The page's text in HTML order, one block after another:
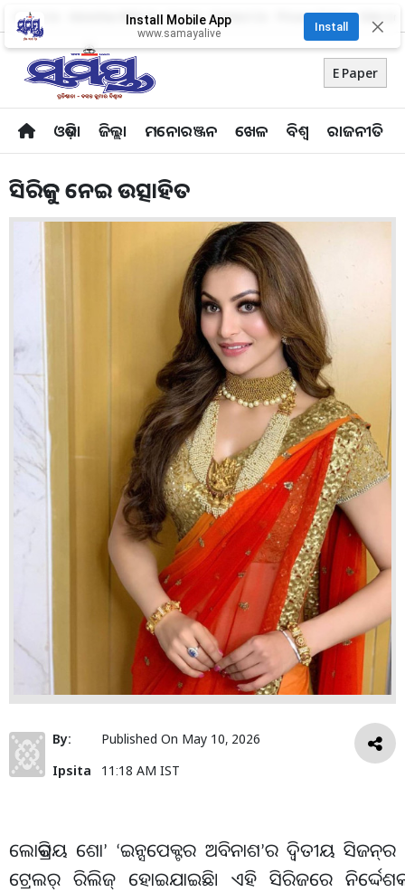
About Us Advertise With Us Career Contact Us Privacy Policy
E Paper
ଓଡ଼ିଶା ଜିଲ୍ଲା ମନୋରଞ୍ଜନ ଖେଳ ବିଶ୍ବ ରାଜନୀତି
Install Mobile App
www.samayalive
Install ✕
ସିରିଜକୁ ନେଇ ଉତ୍ସାହିତ
By:
Ipsita
Published On May 10, 2026
11:18 AM IST
ଲୋକପ୍ରିୟ ଶୋ’ ‘ଇନ୍ସପେକ୍ଟର ଅବିନାଶ’ର ଦ୍ୱିତୀୟ ସିଜନ୍ର
ଟ୍ରେଲର୍ ରିଲିଜ୍ ହୋଇଯାଇଛି। ଏହି ସିରିଜରେ ନିର୍ଦ୍ଦେଶକ